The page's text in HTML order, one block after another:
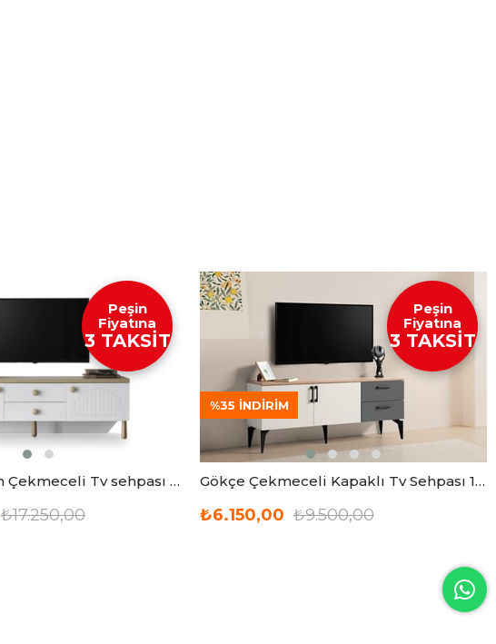
Dejavu Modern Çekmeceli Tv sehpası 180cm
₺17.250,00
Peşin
Fiyatına
3 TAKSİT
Gökçe Çekmeceli Kapaklı Tv Sehpası 138 cm
₺6.150,00 ₺9.500,00
%35 İNDIRIM
Peşin
Fiyatına
3 TAKSİT